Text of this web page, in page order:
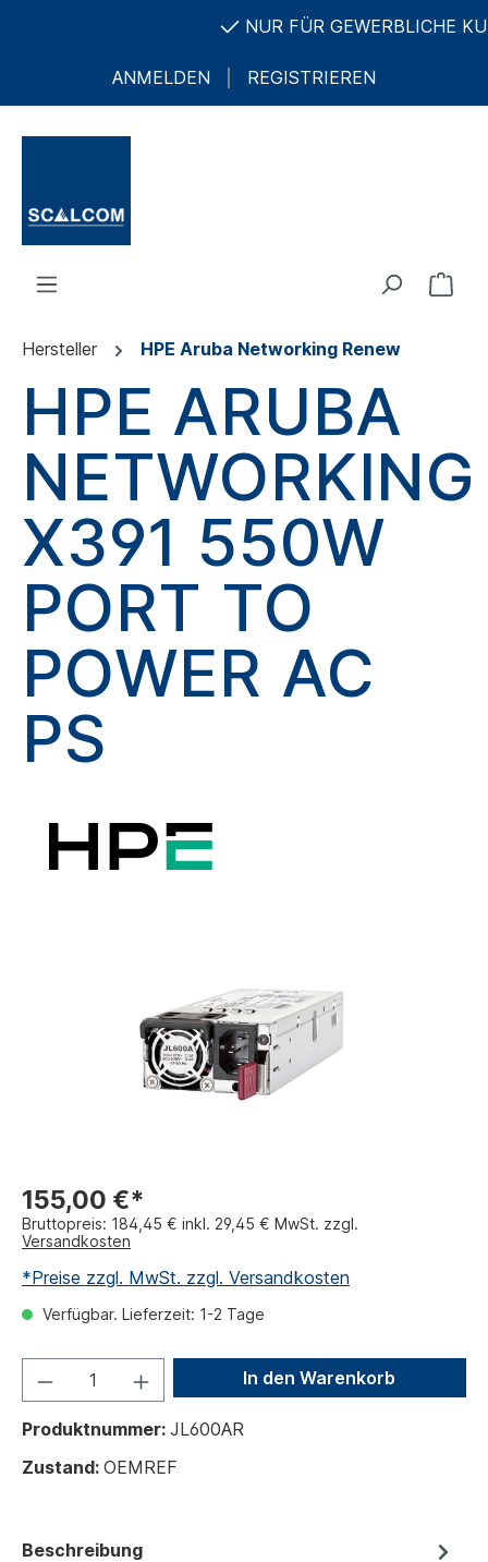
NUR FÜR GEWERBLICHE
ANMELDEN REGISTRIEREN
Hersteller HPE Aruba Networking Renew
HPE ARUBA
NETWORKING
X391 550W
PORT TO
POWER AC
PS
155,00 €*
Bruttopreis: 184,45 € inkl. 29,45 € MwSt. zzgl.
Versandkosten
*Preise zzgl. MwSt. zzgl. Versandkosten
Verfügbar. Lieferzeit: 1-2 Tage
In den Warenkorb
Produktnummer: JL600AR
Zustand: OEMREF
Beschreibung